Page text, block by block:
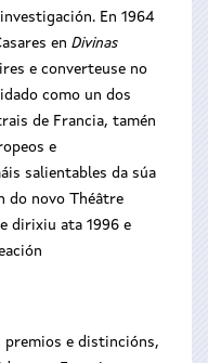
En 1964
en Divinas
e converteuse no
como un dos
de Francia, tamén
e
salientables da súa
do novo Théâtre
dirixiu ata 1996 e
premios e distincións,